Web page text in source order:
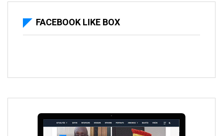
FACEBOOK LIKE BOX